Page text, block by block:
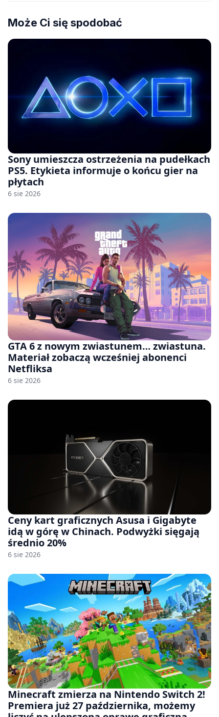
Może Ci się spodobać
Sony umieszcza ostrzeżenia na pudełkach
PS5. Etykieta informuje o końcu gier na
płytach
6 sie 2026
GTA 6 z nowym zwiastunem… zwiastuna.
Materiał zobaczą wcześniej abonenci
Netfliksa
6 sie 2026
Ceny kart graficznych Asusa i Gigabyte
idą w górę w Chinach. Podwyżki sięgają
średnio 20%
6 sie 2026
Minecraft zmierza na Nintendo Switch 2!
Premiera już 27 października, możemy